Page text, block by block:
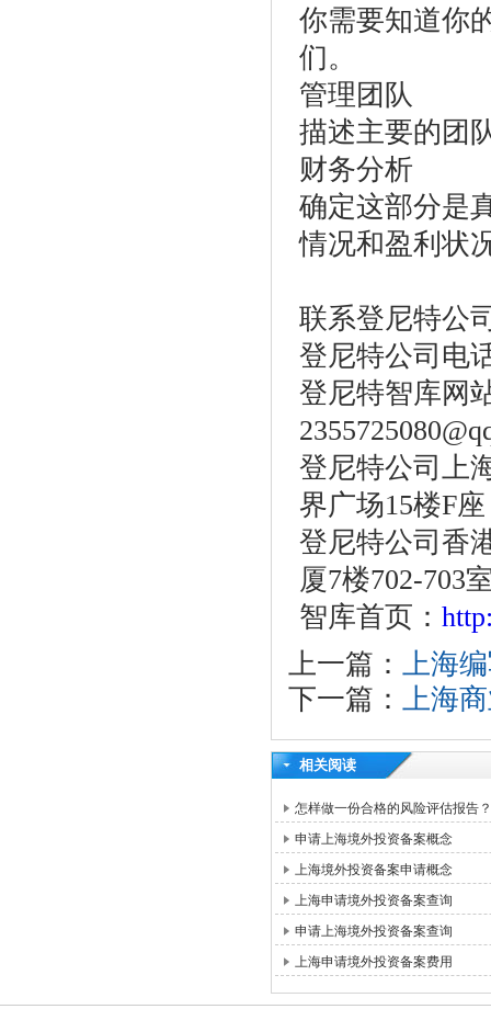
你需要知道你
们。
管理团队
描述主要的团
财务分析
确定这部分是
情况和盈利状
联系登尼特公
登尼特公司电
登尼特智库网
登尼特公司上
界广场15楼F座
登尼特公司香
厦7楼702-703
智库首页：
上一篇： 上海
下一篇： 上海
相关阅读
怎样做一份合格的风险评估报告？
申请上海境外投资备案概念
上海境外投资备案申请概念
上海申请境外投资备案查询
申请上海境外投资备案查询
上海申请境外投资备案费用